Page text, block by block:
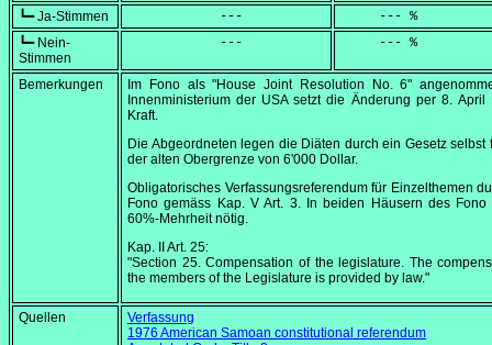
┗━ Ja-Stimmen
            ---
     --- %
┗━ Nein-
Stimmen
            ---
     --- %
Bemerkungen
Im Fono als "House Joint Resolution No. 6"
Innenministerium der USA setzt die Änderung per 8. April
Kraft.
Die Abgeordneten legen die Diäten durch ein Gesetz selbst
der alten Obergrenze von 6'000 Dollar.
Obligatorisches Verfassungsreferendum für Einzelthemen
Fono gemäss Kap. V Art. 3. In beiden Häusern des
60%-Mehrheit nötig.
Kap. II Art. 25:
"Section 25. Compensation of the legislature. The
the members of the Legislature is provided by law."
Quellen
Verfassung
1976 American Samoan constitutional referendum